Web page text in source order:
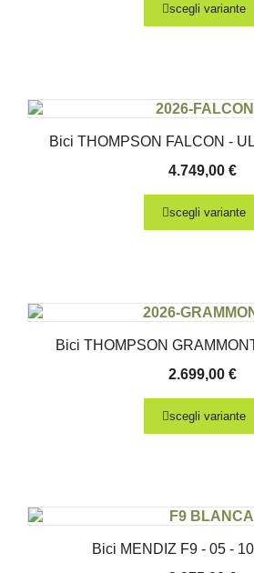
scegli variante
Bici THOMPSON FALCON -
4.749,00 €
scegli variante
Bici THOMPSON
2.699,00 €
scegli variante
Bici MENDIZ F9 - 05 -